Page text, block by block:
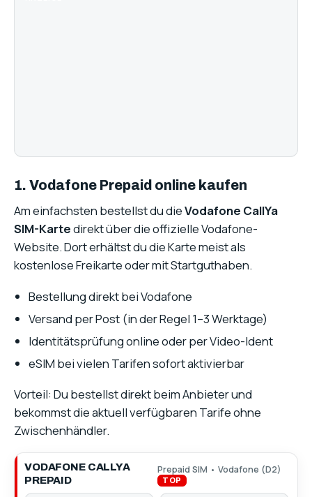
1. Vodafone Prepaid online kaufen
Am einfachsten bestellst du dieVodafone CallYa
SIM-Kartedirekt über die offizielle Vodafone-
Website. Dort erhältst du die Karte meist als
kostenlose Freikarte oder mit Startguthaben.
Bestellung direkt bei Vodafone
Versand per Post (in der Regel 1–3 Werktage)
Identitätsprüfung online oder per Video-Ident
eSIM bei vielen Tarifen sofort aktivierbar
Vorteil: Du bestellst direkt beim Anbieter und
bekommst die aktuell verfügbaren Tarife ohne
Zwischenhändler.
VODAFONE CALLYA
PREPAID
Prepaid SIM • Vodafone (D2)
TOP